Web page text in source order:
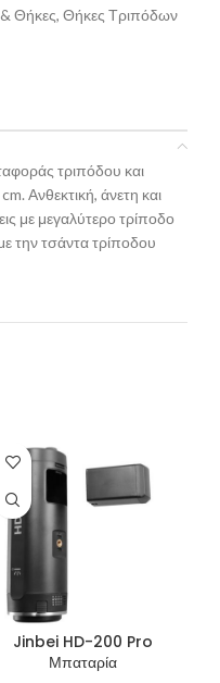
& Θήκες, Θήκες Τριπόδων
τριπόδου και
Ανθεκτική, άνετη και
με μεγαλύτερο τρίποδο
την τσάντα τρίποδου
Jinbei HD-200 Pro
Μπαταρία